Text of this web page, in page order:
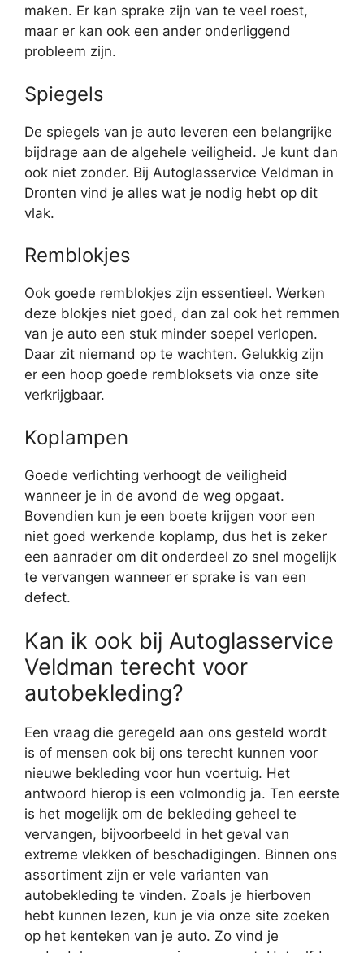
maken. Er kan sprake zijn van te veel roest,
maar er kan ook een ander onderliggend
probleem zijn.
Spiegels
De spiegels van je auto leveren een belangrijke
bijdrage aan de algehele veiligheid. Je kunt dan
ook niet zonder. Bij Autoglasservice Veldman in
Dronten vind je alles wat je nodig hebt op dit
vlak.
Remblokjes
Ook goede remblokjes zijn essentieel. Werken
deze blokjes niet goed, dan zal ook het remmen
van je auto een stuk minder soepel verlopen.
Daar zit niemand op te wachten. Gelukkig zijn
er een hoop goede rembloksets via onze site
verkrijgbaar.
Koplampen
Goede verlichting verhoogt de veiligheid
wanneer je in de avond de weg opgaat.
Bovendien kun je een boete krijgen voor een
niet goed werkende koplamp, dus het is zeker
een aanrader om dit onderdeel zo snel mogelijk
te vervangen wanneer er sprake is van een
defect.
Kan ik ook bij Autoglasservice
Veldman terecht voor
autobekleding?
Een vraag die geregeld aan ons gesteld wordt
is of mensen ook bij ons terecht kunnen voor
nieuwe bekleding voor hun voertuig. Het
antwoord hierop is een volmondig ja. Ten eerste
is het mogelijk om de bekleding geheel te
vervangen, bijvoorbeeld in het geval van
extreme vlekken of beschadigingen. Binnen ons
assortiment zijn er vele varianten van
autobekleding te vinden. Zoals je hierboven
hebt kunnen lezen, kun je via onze site zoeken
op het kenteken van je auto. Zo vind je